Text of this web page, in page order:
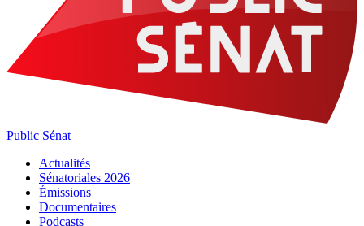
Public Sénat
Actualités
Sénatoriales 2026
Émissions
Documentaires
Podcasts